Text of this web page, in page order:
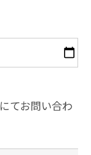
てお問い合わ